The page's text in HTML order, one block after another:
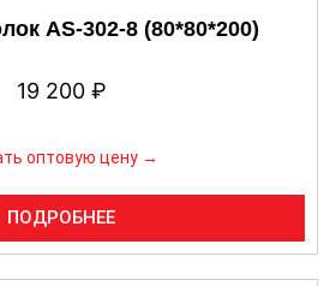
AS-302-8 (80*80*200)
19 200 ₽
оптовую цену →
ПОДРОБНЕЕ